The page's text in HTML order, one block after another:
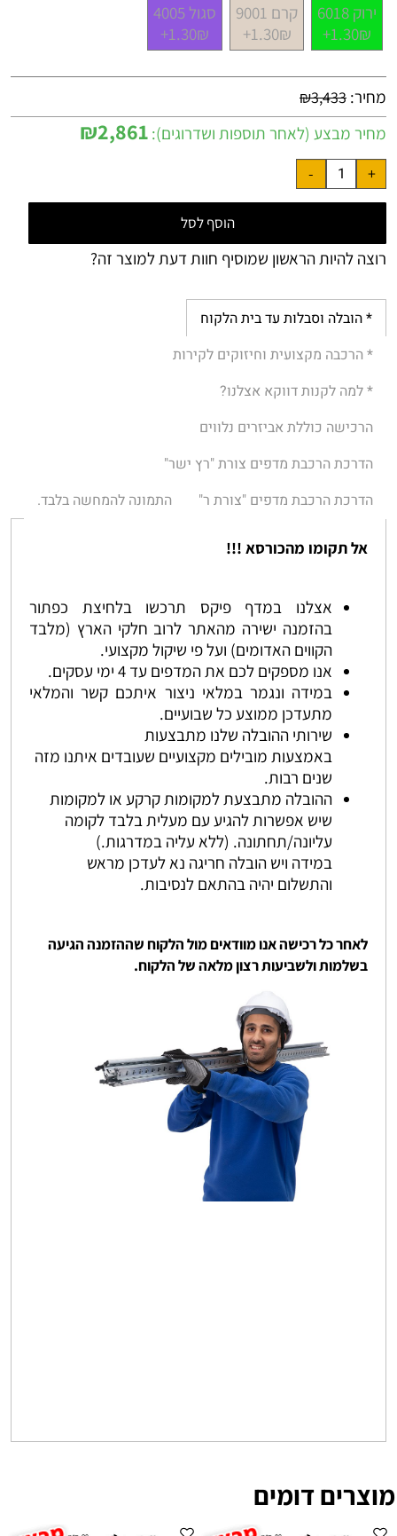
ירוק 6018
1.30₪+
קרם 9001
1.30₪+
סגול 4005
1.30₪+
מחיר: ₪3,433
מחיר מבצע (לאחר תוספות ושדרוגים): ₪2,861
הוסף לסל
רוצה להיות הראשון שמוסיף חוות דעת למוצר זה?
* הובלה וסבלות עד בית הלקוח
* הרכבה מקצועית וחיזוקים לקירות
* למה לקנות דווקא אצלנו?
הרכישה כוללת אביזרים נלווים
הדרכת הרכבת מדפים צורת "רץ ישר"
הדרכת הרכבת מדפים "צורת ר"
התמונה להמחשה בלבד.
אל תקומו מהכורסא !!!
אצלנו במדף פיקס תרכשו בלחיצת כפתור
בהזמנה ישירה מהאתר לרוב חלקי הארץ (מלבד
הקווים האדומים) ועל פי שיקול מקצועי.
אנו מספקים לכם את המדפים עד 4 ימי עסקים.
במידה ונגמר במלאי ניצור איתכם קשר והמלאי
מתעדכן ממוצע כל שבועיים.
שירותי ההובלה שלנו מתבצעות
באמצעות מובילים מקצועיים שעובדים איתנו מזה
שנים רבות.
ההובלה מתבצעת למקומות קרקע או למקומות
שיש אפשרות להגיע עם מעלית בלבד לקומה
עליונה/תחתונה. (ללא עליה במדרגות.)
במידה ויש הובלה חריגה נא לעדכן מראש
והתשלום יהיה בהתאם לנסיבות.
לאחר כל רכישה אנו מוודאים מול הלקוח שההזמנה הגיעה
בשלמות ולשביעות רצון מלאה של הלקוח.
מוצרים דומים